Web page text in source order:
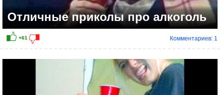
Отличные приколы про алкоголь
Комментариев: 1